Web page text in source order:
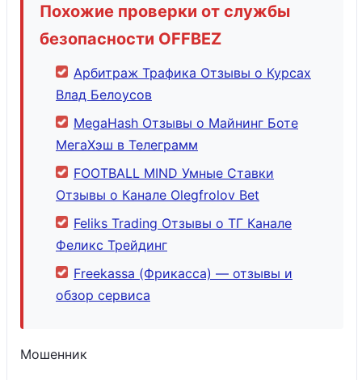
Похожие проверки от службы
безопасности OFFBEZ
Арбитраж Трафика Отзывы о Курсах
Влад Белоусов
MegaHash Отзывы о Майнинг Боте
МегаХэш в Телеграмм
FOOTBALL MIND Умные Ставки
Отзывы о Канале Olegfrolov Bet
Feliks Trading Отзывы о ТГ Канале
Феликс Трейдинг
Freekassa (Фрикасса) — отзывы и
обзор сервиса
Мошенник